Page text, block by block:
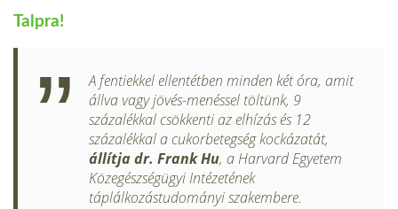
Talpra!
A fentiekkel ellentétben minden két óra, amit
állva vagy jövés-menéssel töltünk, 9
százalékkal csökkenti az elhízás és 12
százalékkal a cukorbetegség kockázatát,
állítja dr. Frank Hu, a Harvard Egyetem
Közegészségügyi Intézetének
táplálkozástudományi szakembere.